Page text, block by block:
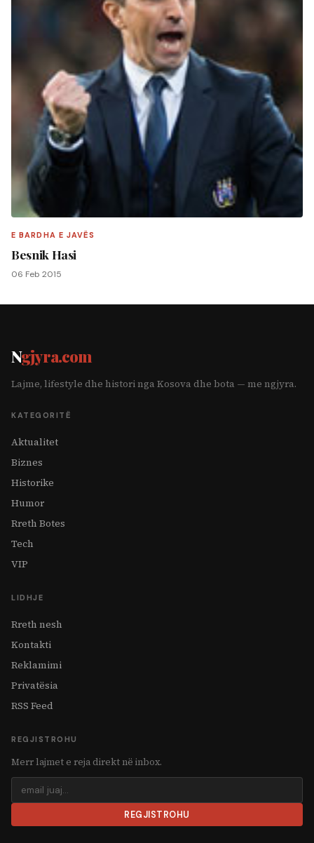
E BARDHA E JAVËS
Besnik Hasi
06 Feb 2015
Ngjyra.com
Lajme, lifestyle dhe histori nga Kosova dhe bota — me ngjyra.
KATEGORITË
Aktualitet
Biznes
Historike
Humor
Rreth Botes
Tech
VIP
LIDHJE
Rreth nesh
Kontakti
Reklamimi
Privatësia
RSS Feed
REGJISTROHU
Merr lajmet e reja direkt në inbox.
REGJISTROHU